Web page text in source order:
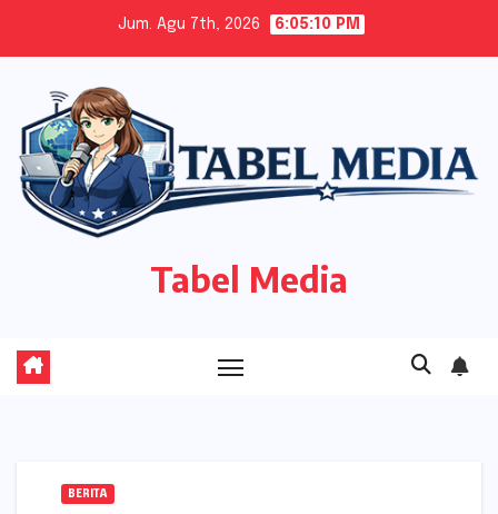
Jum. Agu 7th, 2026 6:05:11 PM
Tabel Media
BERITA